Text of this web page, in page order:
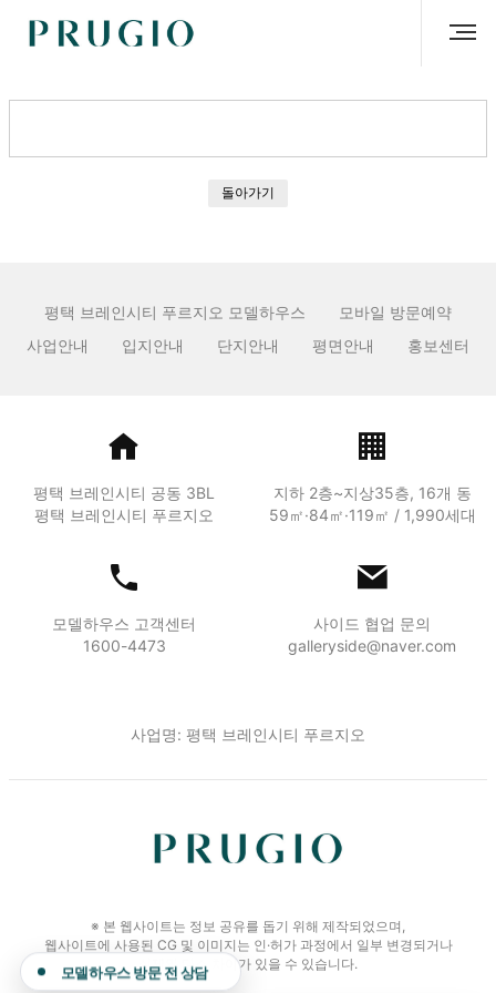
돌아가기
평택 브레인시티 푸르지오 모델하우스
모바일 방문예약
사업안내
입지안내 단지안내 평면안내 홍보센터
평택 브레인시티 공동 3BL
평택 브레인시티 푸르지오
지하 2층~지상35층, 16개 동
59㎡·84㎡·119㎡ / 1,990세대
모델하우스 고객센터
1600-4473
사이드 협업 문의
galleryside@naver.com
사업명: 평택 브레인시티 푸르지오
※ 본 웹사이트는 정보 공유를 돕기 위해 제작되었으며,
웹사이트에 사용된 CG 및 이미지는 인·허가 과정에서 일부 변경되거나
실제와 다소 차이가 있을 수 있습니다.
모델하우스 방문 전 상담